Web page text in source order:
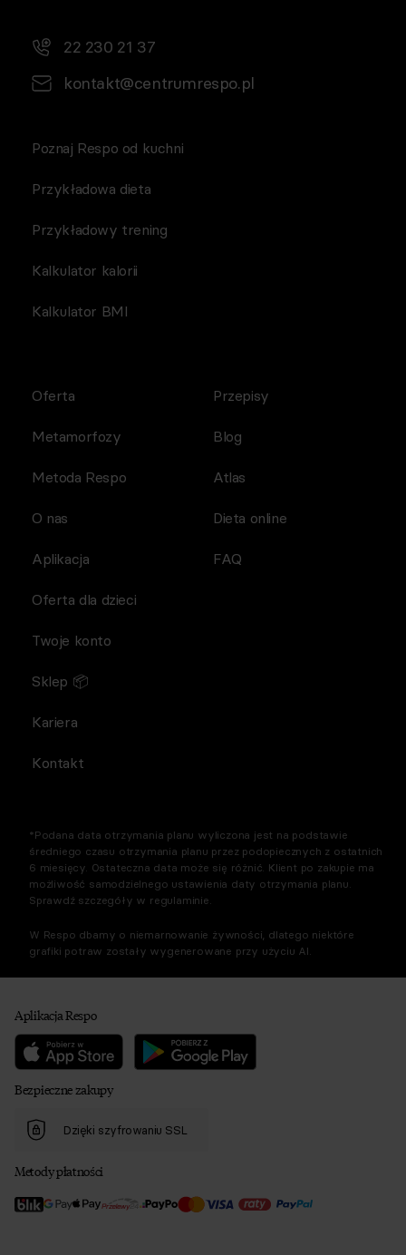
22 230 21 37
kontakt@centrumrespo.pl
Poznaj Respo od kuchni
Przykładowa dieta
Przykładowy trening
Kalkulator kalorii
Kalkulator BMI
Oferta
Metamorfozy
Metoda Respo
O nas
Aplikacja
Przepisy
Blog
Atlas
Dieta online
FAQ
Oferta dla dzieci
Twoje konto
Sklep 📦
Kariera
Kontakt
*Podana data otrzymania planu wyliczona jest na podstawie
średniego czasu otrzymania planu przez podopiecznych z ostatnich
6 miesięcy. Ostateczna data może się różnić. Klient po zakupie ma
możliwość samodzielnego ustawienia daty otrzymania planu.
Sprawdź szczegóły w regulaminie.
W Respo dbamy o niemarnowanie żywności, dlatego niektóre
grafiki potraw zostały wygenerowane przy użyciu AI.
Aplikacja Respo
Bezpieczne zakupy
Dzięki szyfrowaniu SSL
Metody płatności